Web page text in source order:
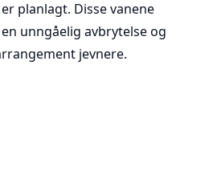
planlagt. Disse vanene
unngåelig avbrytelse og
jevnere.